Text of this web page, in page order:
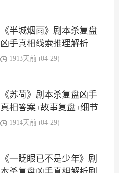
《半城烟雨》剧本杀复盘
凶手真相线索推理解析
1913天前 (04-29)
《苏荷》剧本杀复盘凶手
真相答案+故事复盘+细节
解析+线索剧透
1914天前 (04-29)
《一眨眼已不是少年》剧